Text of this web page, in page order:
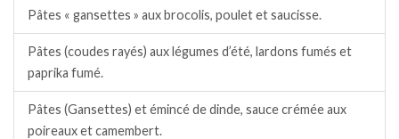
Pâtes « gansettes » aux brocolis, poulet et saucisse.
Pâtes (coudes rayés) aux légumes d’été, lardons fumés et
paprika fumé.
Pâtes (Gansettes) et émincé de dinde, sauce crémée aux
poireaux et camembert.